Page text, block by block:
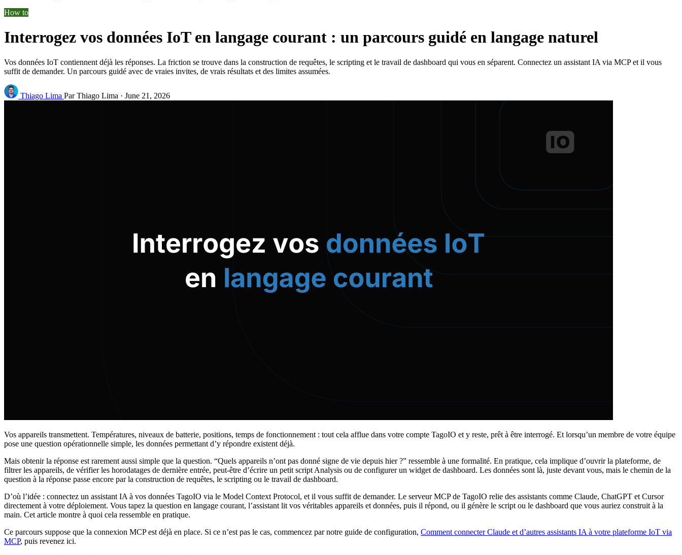
How to
Interrogez vos données IoT en langage courant : un parcours guidé en langage naturel
Vos données IoT contiennent déjà les réponses. La friction se trouve dans la construction de requêtes, le scripting et le travail de dashboard qui vous en séparent. Connectez un assistant IA via MCP et il vous
suffit de demander. Un parcours guidé avec de vraies invites, de vrais résultats et des limites assumées.
Thiago Lima Par Thiago Lima · June 21, 2026
Vos appareils transmettent. Températures, niveaux de batterie, positions, temps de fonctionnement : tout cela afflue dans votre compte TagoIO et y reste, prêt à être interrogé. Et lorsqu’un membre de votre équipe
pose une question opérationnelle simple, les données permettant d’y répondre existent déjà.
Mais obtenir la réponse est rarement aussi simple que la question. “Quels appareils n’ont pas donné signe de vie depuis hier ?” ressemble à une formalité. En pratique, cela implique d’ouvrir la plateforme, de
filtrer les appareils, de vérifier les horodatages de dernière entrée, peut-être d’écrire un petit script Analysis ou de configurer un widget de dashboard. Les données sont là, juste devant vous, mais le chemin de la
question à la réponse passe encore par la construction de requêtes, le scripting ou le travail de dashboard.
D’où l’idée : connectez un assistant IA à vos données TagoIO via le Model Context Protocol, et il vous suffit de demander. Le serveur MCP de TagoIO relie des assistants comme Claude, ChatGPT et Cursor
directement à votre déploiement. Vous tapez la question en langage courant, l’assistant lit vos véritables appareils et données, puis il répond, ou il génère le script ou le dashboard que vous auriez construit à la
main. Cet article montre à quoi cela ressemble en pratique.
Ce parcours suppose que la connexion MCP est déjà en place. Si ce n’est pas le cas, commencez par notre guide de configuration, Comment connecter Claude et d’autres assistants IA à votre plateforme IoT via
MCP, puis revenez ici.